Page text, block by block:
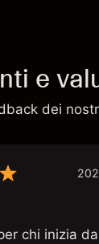
e
dei
chi inizia